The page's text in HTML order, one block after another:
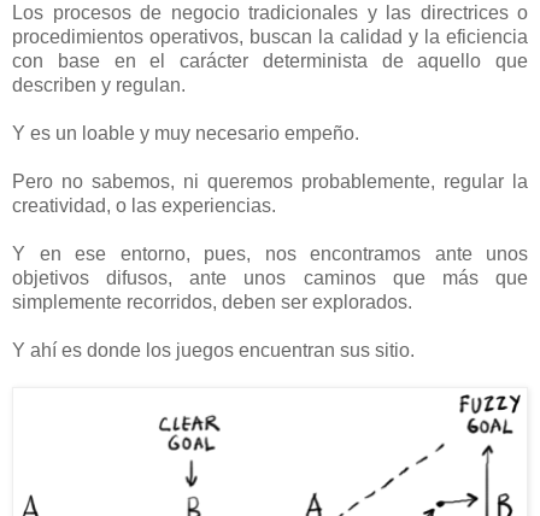
Los procesos de negocio tradicionales y las directrices o
procedimientos operativos, buscan la calidad y la eficiencia
con base en el carácter determinista de aquello que
describen y regulan.
Y es un loable y muy necesario empeño.
Pero no sabemos, ni queremos probablemente, regular la
creatividad, o las experiencias.
Y en ese entorno, pues, nos encontramos ante unos
objetivos difusos, ante unos caminos que más que
simplemente recorridos, deben ser explorados.
Y ahí es donde los juegos encuentran sus sitio.